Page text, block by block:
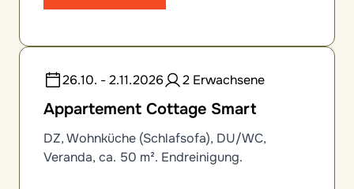
26.10. - 2.11.2026 2 Erwachsene
Appartement Cottage Smart
DZ, Wohnküche (Schlafsofa), DU/WC,
Veranda, ca. 50 m². Endreinigung.